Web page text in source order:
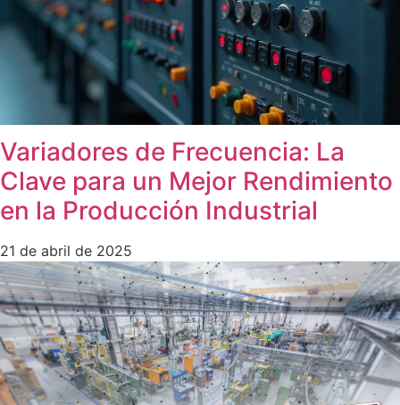
Variadores de Frecuencia: La
Clave para un Mejor Rendimiento
en la Producción Industrial
21 de abril de 2025